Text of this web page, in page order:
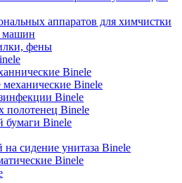
аппаратов для химчистки
машин
фены
Binele
Binele
Binele
полотенец Binele
бумаги Binele
сидение унитаза Binele
Binele